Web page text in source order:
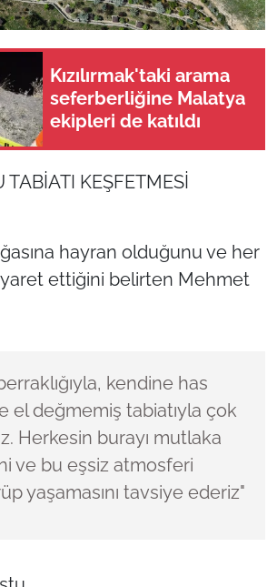
Kızılırmak'taki arama
seferberliğine Malatya
ekipleri de katıldı
TABİATI KEŞFETMESİ
hayran olduğunu ve her
ettiğini belirten Mehmet
berraklığıyla, kendine has
el değmemiş tabiatıyla çok
Herkesin burayı mutlaka
ve bu eşsiz atmosferi
yaşamasını tavsiye ederiz"